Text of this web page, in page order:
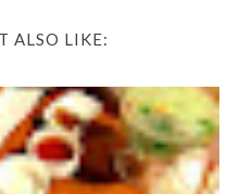
ALSO LIKE: